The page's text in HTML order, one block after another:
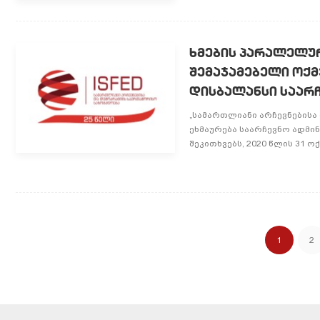
ხმების
შემაჯამებელი
დისბალანსი
„სამართლიანი
ეხმაურება საარჩევნო
შეკითხვებს, 2020 წლის 31
1 2